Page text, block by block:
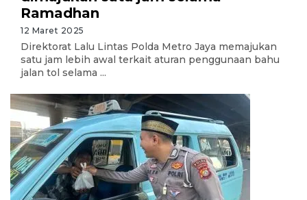
Ramadhan
12 Maret 2025
Direktorat Lalu Lintas Polda Metro Jaya memajukan
satu jam lebih awal terkait aturan penggunaan bahu
jalan tol selama ...